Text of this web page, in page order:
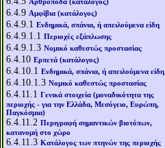
6.4.9 Αμφίβια (κατάλογος)
6.4.9.1 Ενδημικά, σπάνια, ή απειλούμενα είδη
6.4.9.1.1 Περιοχές εξάπλωσης
6.4.9.1.3 Νομικό καθεστώς προστασίας
6.4.10 Ερπετά (κατάλογος)
6.4.10.1 Ενδημικά, σπάνια, ή απειλούμενα είδη
6.4.10.1.3 Νομικό καθεστώς προστασίας
6.4.11.1 Γενικά στοιχεία (μοναδικότητα της
περιοχής - για την Ελλάδα, Μεσόγειο, Ευρώπη,
Παγκόσμια)
6.4.11.2 Περιγραφή σημαντικών βιοτόπων,
κατανομή στο χώρο
6.4.11.3 Κατάλογος των πτηνών της περιοχής